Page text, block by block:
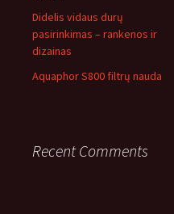
Didelis vidaus durų
pasirinkimas – rankenos ir
dizainas
Aquaphor S800 filtrų nauda
Recent Comments